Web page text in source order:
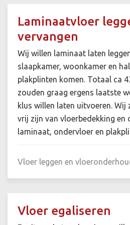
Laminaatvloer
vervangen
Wij willen laminaat laten
slaapkamer, woonkamer en
plakplinten komen. Totaal ca
zouden graag ergens laatste
klus willen laten uitvoeren. Wij
vrij zijn van vloerbedekking en
laminaat, ondervloer en
Vloer leggen en
Vloer egaliseren